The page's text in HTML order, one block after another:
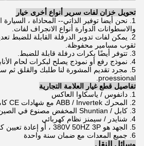
تحويل خزان لفات سرير أنواع أخرى خيار
1. نحن أيضا توفير الذاتي-- المحاذاة ،
والاسطوانات الدوارة أنواع الانجراف لفات.
2. يمكن لفات تدوير الدرفلة القابلة للضبط
ثقوب مسامير محفوظة.
3. تتوفر أيضًا بكرات درفلة قابلة للضبط.
4. نموذج رفع أو نموذج يصلح لبكرات لحام الأنابيب بعقب وتتوفر أيضا.
5. مجرد تقديم المشورة لنا طلبك والقلق ثم
proessional.
تفاصيل قطع غيار العلامة التجارية
1. دانفوس / ياسكاوا العاكس
2. المحرك ABB / Invertek مع شهادات CE كاملة
3. كابل / Shuntian المخفض مصنوع في الصين
4. شنايدر / سيمنز نظام كهربائي
5. الجهد هو 380V 50HZ 3P ، أو إعادة تعيين كما هو المطلوب الخاص بك
6. جميع المعدات مع ضمان سنة واحدة
وسائل النقل